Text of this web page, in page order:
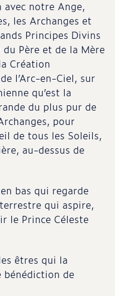
avec notre Ange,
les Archanges et
Principes Divins
Père et de la Mère
Création
l’Arc-en-Ciel, sur
qu’est la
du plus pur de
pour
de tous les Soleils,
au-dessus de
bas qui regarde
qui aspire,
le Prince Céleste
êtres qui la
bénédiction de